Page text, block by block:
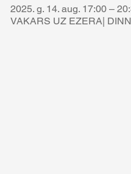
2025. g. 14. aug. 17:00 –
VAKARS UZ EZERA|